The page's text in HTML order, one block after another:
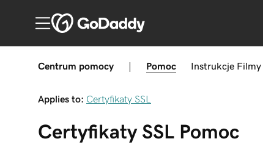
Centrum pomocy Pomoc Instrukcje Filmy
Applies to: Certyfikaty SSL
Certyfikaty SSL Pomoc